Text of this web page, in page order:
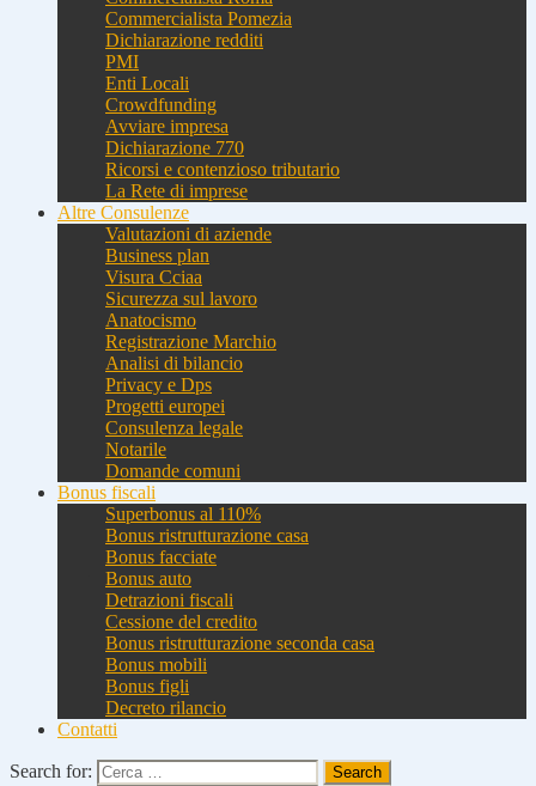
Commercialista Pomezia
Dichiarazione redditi
PMI
Enti Locali
Crowdfunding
Avviare impresa
Dichiarazione 770
Ricorsi e contenzioso tributario
La Rete di imprese
Altre Consulenze
Valutazioni di aziende
Business plan
Visura Cciaa
Sicurezza sul lavoro
Anatocismo
Registrazione Marchio
Analisi di bilancio
Privacy e Dps
Progetti europei
Consulenza legale
Notarile
Domande comuni
Bonus fiscali
Superbonus al 110%
Bonus ristrutturazione casa
Bonus facciate
Bonus auto
Detrazioni fiscali
Cessione del credito
Bonus ristrutturazione seconda casa
Bonus mobili
Bonus figli
Decreto rilancio
Contatti
Search for: